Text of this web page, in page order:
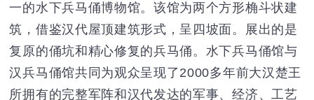
一的水下兵马俑博物馆。该馆为两个方形桷斗状建
筑，借鉴汉代屋顶建筑形式，呈四坡面。展出的是
复原的俑坑和精心修复的兵马俑。水下兵马俑馆与
汉兵马俑馆共同为观众呈现了2000多年前大汉楚王
所拥有的完整军阵和汉代发达的军事、经济、工艺